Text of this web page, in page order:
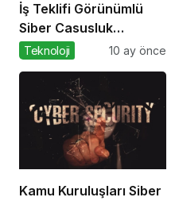
İş Teklifi Görünümlü
Siber Casusluk
Operasyonu
Teknoloji 10 ay önce
Kamu Kuruluşları Siber